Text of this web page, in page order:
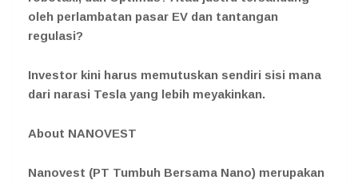
oleh perlambatan pasar EV dan tantangan
regulasi?
Investor kini harus memutuskan sendiri sisi mana
dari narasi Tesla yang lebih meyakinkan.
About NANOVEST
Nanovest (PT Tumbuh Bersama Nano) merupakan